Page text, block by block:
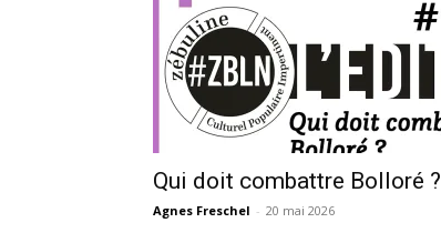
Qui doit combattre Bolloré ?
Agnes Freschel - 20 mai 2026